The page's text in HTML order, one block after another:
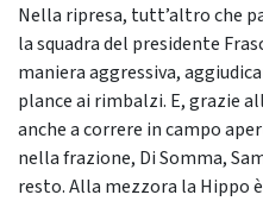
Nella ripresa, tutt’altro che
la squadra del presidente
maniera aggressiva,
plance ai rimbalzi. E, grazie
anche a correre in campo
nella frazione, Di Somma,
resto. Alla mezzora la Hippo